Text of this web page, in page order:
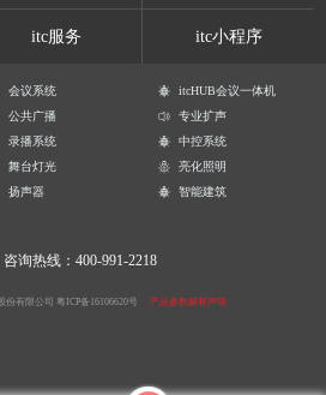
itc服务 itc小程序
会议系统
itcHUB会议一体机
公共广播
专业扩声
录播系统
中控系统
舞台灯光
亮化照明
扬声器
智能建筑
咨询热线：400-991-2218
份有限公司 粤ICP备16106620号 产品参数解释声明